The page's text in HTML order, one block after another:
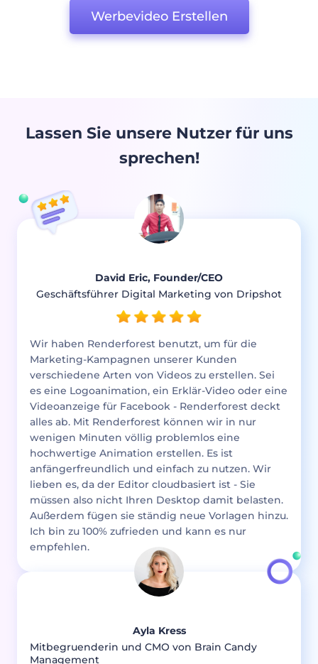
Werbevideo Erstellen
Lassen Sie unsere Nutzer für uns
sprechen!
David Eric, Founder/CEO
Geschäftsführer Digital Marketing von Dripshot
Wir haben Renderforest benutzt, um für die
Marketing-Kampagnen unserer Kunden
verschiedene Arten von Videos zu erstellen. Sei
es eine Logoanimation, ein Erklär-Video oder eine
Videoanzeige für Facebook - Renderforest deckt
alles ab. Mit Renderforest können wir in nur
wenigen Minuten völlig problemlos eine
hochwertige Animation erstellen. Es ist
anfängerfreundlich und einfach zu nutzen. Wir
lieben es, da der Editor cloudbasiert ist - Sie
müssen also nicht Ihren Desktop damit belasten.
Außerdem fügen sie ständig neue Vorlagen hinzu.
Ich bin zu 100% zufrieden und kann es nur
empfehlen.
Ayla Kress
Mitbegruenderin und CMO von Brain Candy
Management